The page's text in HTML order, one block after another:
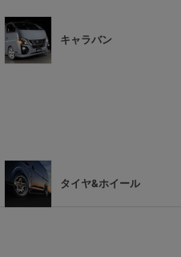
キャラバン
タイヤ&ホイール